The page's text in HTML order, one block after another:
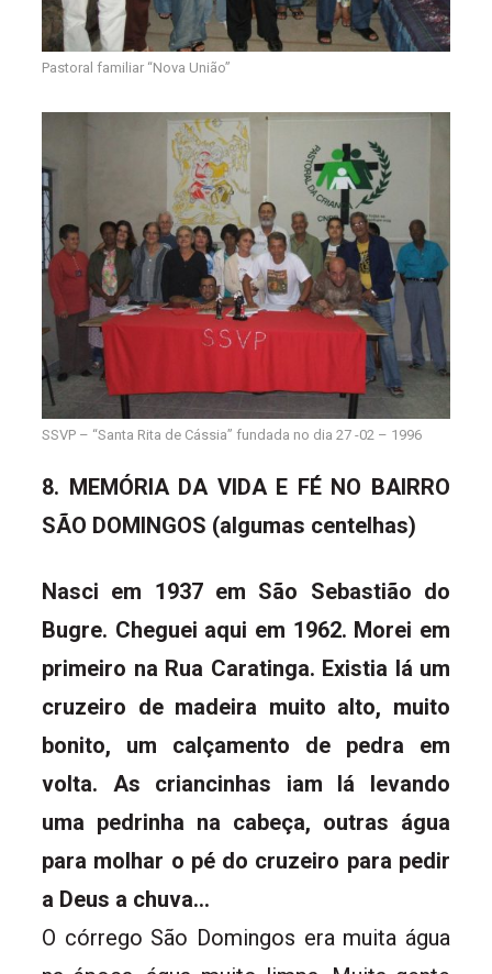
Pastoral familiar “Nova União”
SSVP – “Santa Rita de Cássia” fundada no dia 27 -02 – 1996
8. MEMÓRIA DA VIDA E FÉ NO BAIRRO
SÃO DOMINGOS (algumas centelhas)
Nasci em 1937 em São Sebastião do
Bugre. Cheguei aqui em 1962. Morei em
primeiro na Rua Caratinga. Existia lá um
cruzeiro de madeira muito alto, muito
bonito, um calçamento de pedra em
volta. As criancinhas iam lá levando
uma pedrinha na cabeça, outras água
para molhar o pé do cruzeiro para pedir
a Deus a chuva…
O córrego São Domingos era muita água